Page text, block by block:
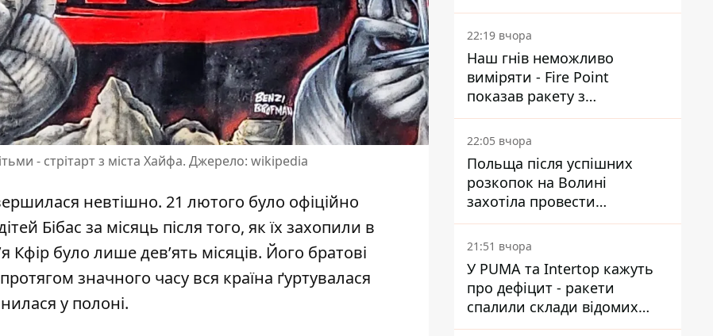
- стрітарт з міста Хайфа. Джерело: wikipedia
невтішно. 21 лютого було офіційно
Бібас за місяць після того, як їх захопили в
було лише девʼять місяців. Його братові
значного часу вся країна ґуртувалася
у полоні.
Reuters розкрили деталі
22:19 вчора
Наш гнів неможливо
виміряти - Fire Point
показав ракету з
загадковою позначкою 723
22:05 вчора
Польща після успішних
розкопок на Волині
захотіла провести
ексгумацію у нових місцях
21:51 вчора
У PUMA та Intertop кажуть
про дефіцит - ракети
спалили склади відомих
брендів